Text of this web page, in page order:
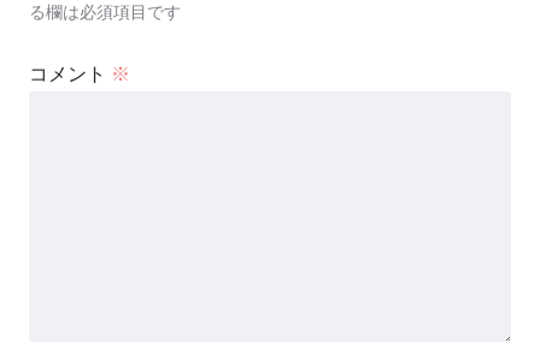
る欄は必須項目です
コメント ※